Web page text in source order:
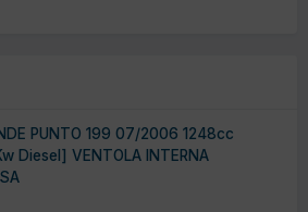
PUNTO 199 07/2006 1248cc
Diesel] VENTOLA INTERNA